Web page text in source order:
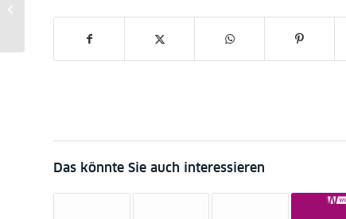
Das könnte Sie auch interessieren